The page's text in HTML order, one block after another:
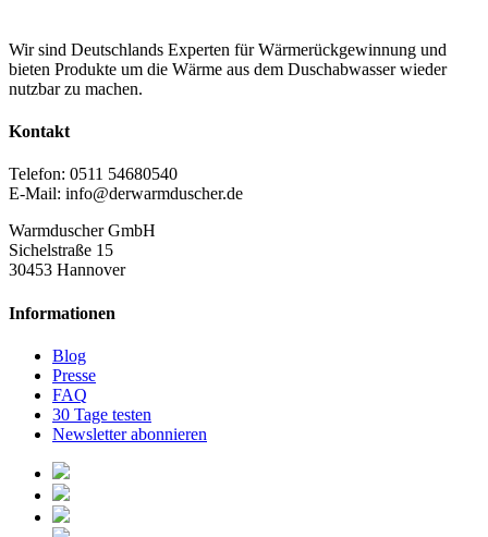
gewählt
werden
Varianten
auf.
der
Produktseite
werden
Wir sind Deutschlands Experten für Wärmerückgewinnung und
bieten Produkte um die Wärme aus dem Duschabwasser wieder
nutzbar zu machen.
Kontakt
Telefon: 0511 54680540
E-Mail: info@derwarmduscher.de
Warmduscher GmbH
Sichelstraße 15
30453 Hannover
Informationen
Blog
Presse
FAQ
30 Tage testen
Newsletter abonnieren